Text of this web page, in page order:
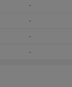
-
-
-
-